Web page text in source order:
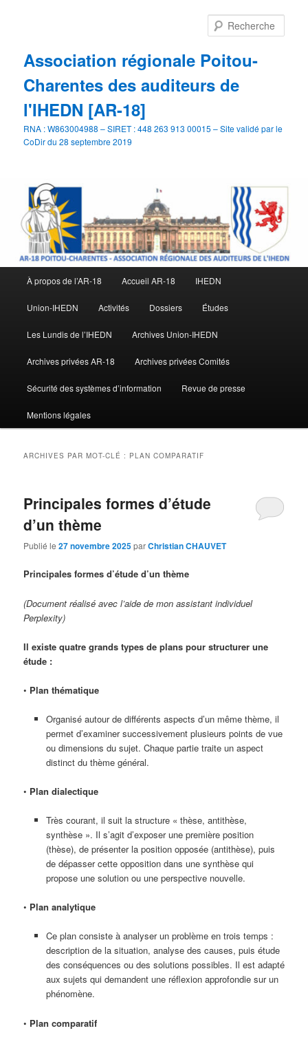
Association régionale Poitou-
Charentes des auditeurs de
l'IHEDN [AR-18]
RNA : W863004988 – SIRET : 448 263 913 00015 – Site validé par le
CoDir du 28 septembre 2019
principal
À propos de l’AR-18 Accueil AR-18 IHEDN
Union-IHEDN Activités Dossiers Études
Les Lundis de l’IHEDN Archives Union-IHEDN
Archives privées AR-18 Archives privées Comités
Sécurité des systèmes d’information Revue de presse
Mentions légales
ARCHIVES PAR MOT-CLÉ : PLAN COMPARATIF
Principales formes d’étude
d’un thème
Publié le27 novembre 2025parChristian CHAUVET
Principales formes d’étude d’un thème
(Document réalisé avec l’aide de mon assistant individuel
Perplexity)
Il existe quatre grands types de plans pour structurer une
étude :
• Plan thématique
Organisé autour de différents aspects d’un même thème, il
permet d’examiner successivement plusieurs points de vue
ou dimensions du sujet. Chaque partie traite un aspect
distinct du thème général.
• Plan dialectique
Très courant, il suit la structure « thèse, antithèse,
synthèse ». Il s’agit d’exposer une première position
(thèse), de présenter la position opposée (antithèse), puis
de dépasser cette opposition dans une synthèse qui
propose une solution ou une perspective nouvelle.
• Plan analytique
Ce plan consiste à analyser un problème en trois temps :
description de la situation, analyse des causes, puis étude
des conséquences ou des solutions possibles. Il est adapté
aux sujets qui demandent une réflexion approfondie sur un
phénomène.
• Plan comparatif